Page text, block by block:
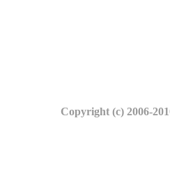
Copyright (c) 2006-